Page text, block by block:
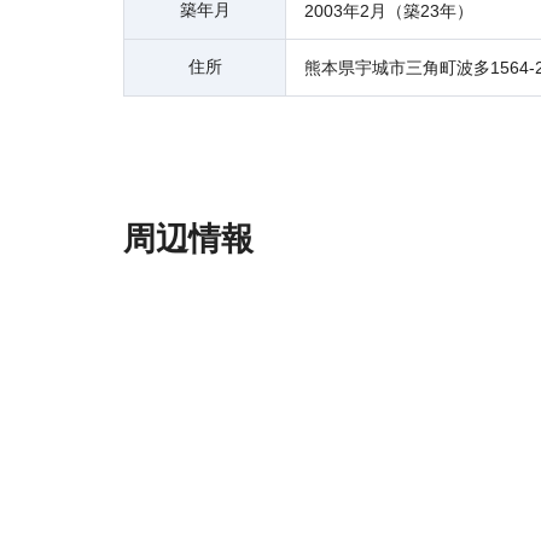
築年月 2003年2月（築23年）
住所 熊本県宇城市三角町波多1564-
周辺情報